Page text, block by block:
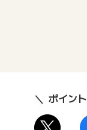
ポイン